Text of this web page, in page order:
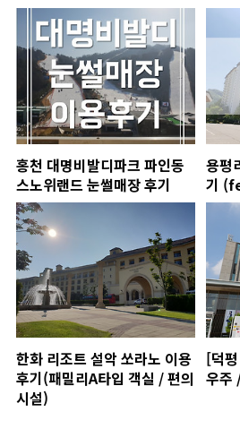
홍천 대명비발디파크 파인동
스노위랜드 눈썰매장 후기
용평
기
한화 리조트 설악 쏘라노 이용
후기(패밀리A타입 객실 / 편의
시설)
[덕
우주